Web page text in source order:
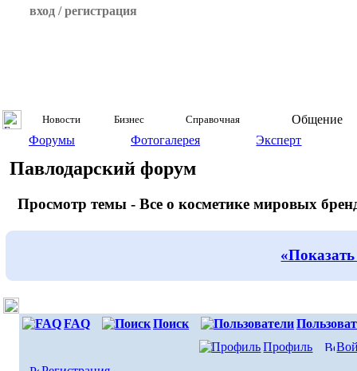
вход / регистрация
Новости Бизнес Справочная
Общение
Форумы
Фотогалерея Эксперт
Павлодарский форум
Просмотр темы - Все о косметике мировых
FAQ Поиск
Профиль